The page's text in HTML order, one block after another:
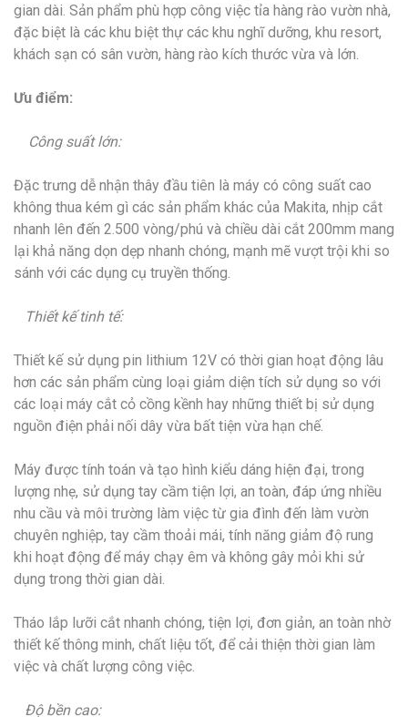
gian dài. Sản phẩm phù hợp công việc tỉa hàng rào vườn nhà,
đặc biệt là các khu biệt thự các khu nghĩ dưỡng, khu resort,
khách sạn có sân vườn, hàng rào kích thước vừa và lớn.
Ưu điểm:
Công suất lớn:
Đặc trưng dễ nhận thây đầu tiên là máy có công suất cao
không thua kém gì các sản phẩm khác của Makita, nhịp cắt
nhanh lên đến 2.500 vòng/phú và chiều dài cắt 200mm mang
lại khả năng dọn dẹp nhanh chóng, mạnh mẽ vượt trội khi so
sánh với các dụng cụ truyền thống.
Thiết kế tinh tế:
Thiết kế sử dụng pin lithium 12V có thời gian hoạt động lâu
hơn các sản phẩm cùng loại giảm diện tích sử dụng so với
các loại máy cắt cỏ cồng kềnh hay những thiết bị sử dụng
nguồn điện phải nối dây vừa bất tiện vừa hạn chế.
Máy được tính toán và tạo hình kiểu dáng hiện đại, trong
lượng nhẹ, sử dụng tay cầm tiện lợi, an toàn, đáp ứng nhiều
nhu cầu và môi trường làm việc từ gia đình đến làm vườn
chuyên nghiệp, tay cầm thoải mái, tính năng giảm độ rung
khi hoạt động để máy chạy êm và không gây mỏi khi sử
dụng trong thời gian dài.
Tháo lắp lưỡi cắt nhanh chóng, tiện lợi, đơn giản, an toàn nhờ
thiết kế thông minh, chất liệu tốt, để cải thiện thời gian làm
việc và chất lượng công việc.
Độ bền cao: